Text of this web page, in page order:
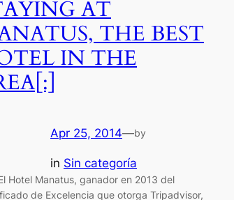
AT
THE BEST
IN THE
Apr 25, 2014—by
in Sin categoría
Hotel Manatus, ganador en 2013 del
de Excelencia que otorga Tripadvisor,